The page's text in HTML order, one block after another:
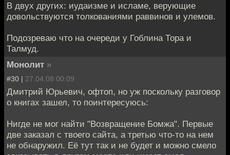
В двух других: иудаизме и исламе, верующие
довольствуются толкованиями раввинов и улемов.
Подозреваю что на очереди у Гоблина Тора и
Талмуд.
Монолит »
#30 | 27.04.08 00:09
Дмитрий Юрьевич, офтоп, но уж поскольку разговор
о книгах зашел, то поинтересуюсь:
Нигде не мог найти "Возвращение Бомжа". Первые
две заказал с твоего сайта, а третью что-то на нем
не обнаружил. Её тут так и не будет и можно смело